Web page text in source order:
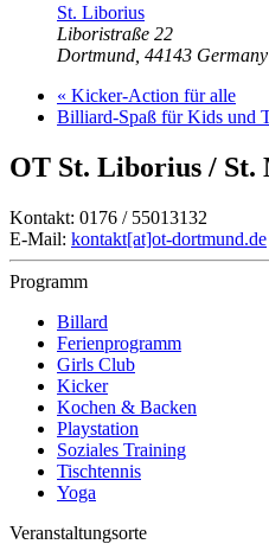
St. Liborius
Liboristraße 22
Dortmund 44143 Germany
« Kicker-Action für alle
Billiard-Spaß für Kids und
OT St. Liborius / St.
Kontakt: 0176 / 55013132
E-Mail: kontakt[at]ot-dortmund.de
Programm
Billard
Ferienprogramm
Girls Club
Kicker
Kochen & Backen
Playstation
Soziales Training
Tischtennis
Yoga
Veranstaltungsorte